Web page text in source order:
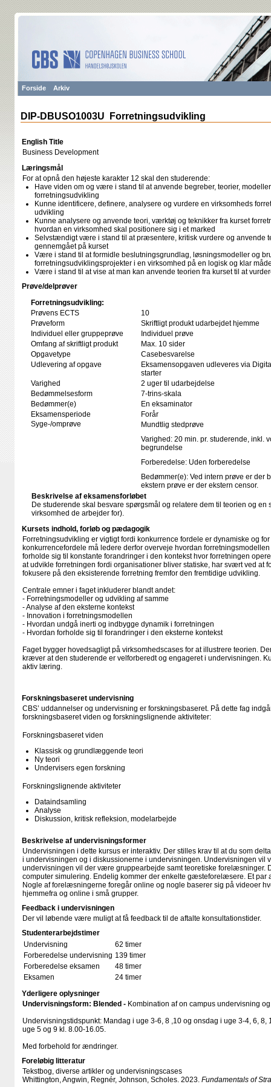
Forside Arkiv
DIP-DBUSO1003U Forretningsudvikling
English Title
Business Development
Læringsmål
For at opnå den højeste karakter 12 skal den studerende:
Have viden om og være i stand til at anvende begreber, teorier,
forretningsudvikling
Kunne identificere, definere, analysere og vurdere en virksomheds
udvikling
Kunne analysere og anvende teori, værktøj og teknikker fra kurset
hvordan en virksomhed skal positionere sig i et marked
Selvstændigt være i stand til at præsentere, kritisk vurdere og anvende
gennemgået på kurset
Være i stand til at formidle beslutningsgrundlag, løsningsmodeller og
forretningsudviklingsprojekter i en virksomhed på en logisk og klar
Være i stand til at vise at man kan anvende teorien fra kurset til at
Prøve/delprøver
Forretningsudvikling:
Prøvens ECTS
10
Prøveform
Skriftligt produkt udarbejdet hjemme
Individuel eller gruppeprøve
Individuel prøve
Omfang af skriftligt produkt
Max. 10 sider
Opgavetype
Casebesvarelse
Udlevering af opgave
Eksamensopgaven udleveres via
starter
Varighed
2 uger til udarbejdelse
Bedømmelsesform
7-trins-skala
Bedømmer(e)
En eksaminator
Eksamensperiode
Forår
Syge-/omprøve
Mundtlig stedprøve
Varighed: 20 min. pr. studerende, inkl.
begrundelse
Forberedelse: Uden forberedelse
Bedømmer(e): Ved intern prøve er der
ekstern prøve er der ekstern censor.
Beskrivelse af eksamensforløbet
De studerende skal besvare spørgsmål og relatere dem til teorien og en
virksomhed de arbejder for).
Kursets indhold, forløb og pædagogik
Forretningsudvikling er vigtigt fordi konkurrence fordele er dynamiske og
konkurrencefordele må ledere derfor overveje hvordan
forholde sig til konstante forandringer i den kontekst hvor forretningen
at udvikle forretningen fordi organisationer bliver statiske, har svært ved at
fokusere på den eksisterende forretning fremfor den fremtidige udvikling.
Centrale emner i faget inkluderer blandt andet:
- Forretningsmodeller og udvikling af samme
- Analyse af den eksterne kontekst
- Innovation i forretningsmodellen
- Hvordan undgå inerti og indbygge dynamik i forretningen
- Hvordan forholde sig til forandringer i den eksterne kontekst
Faget bygger hovedsagligt på virksomhedscases for at illustrere teorien.
kræver at den studerende er velforberedt og engageret i undervisningen.
aktiv læring.
Forskningsbaseret undervisning
CBS’ uddannelser og undervisning er forskningsbaseret. På dette fag
forskningsbaseret viden og forskningslignende aktiviteter:
Forskningsbaseret viden
Klassisk og grundlæggende teori
Ny teori
Undervisers egen forskning
Forskningslignende aktiviteter
Dataindsamling
Analyse
Diskussion, kritisk refleksion, modelarbejde
Beskrivelse af undervisningsformer
Undervisningen i dette kursus er interaktiv. Der stilles krav til at du som
i undervisningen og i diskussionerne i undervisningen. Undervisningen vil
undervisningen vil der være gruppearbejde samt teoretiske forelæsninger.
computer simulering. Endelig kommer der enkelte gæsteforelæsere. Et par
Nogle af forelæsningerne foregår online og nogle baserer sig på videoer
hjemmefra og online i små grupper.
Feedback i undervisningen
Der vil løbende være muligt at få feedback til de aftalte konsultationstider.
Studenterarbejdstimer
Undervisning
62 timer
Forberedelse undervisning 139 timer
Forberedelse eksamen
48 timer
Eksamen
24 timer
Yderligere oplysninger
Undervisningsform: Blended - Kombination af on campus undervisning
Undervisningstidspunkt: Mandag i uge 3-6, 8 ,10 og onsdag i uge 3-4, 6, 8,
uge 5 og 9 kl. 8.00-16.05.
Med forbehold for ændringer.
Foreløbig litteratur
Tekstbog, diverse artikler og undervisningscases
Whittington, Angwin, Regnér, Johnson, Scholes. 2023. Fundamentals of